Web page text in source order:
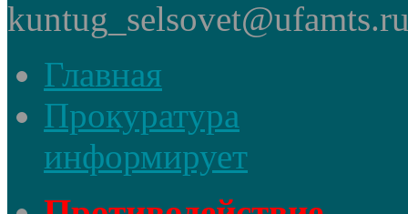
Главная
Прокуратура
информирует